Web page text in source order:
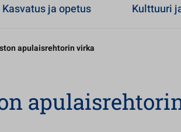
Kasvatus ja opetus Kulttuuri
apulaisrehtorin virka